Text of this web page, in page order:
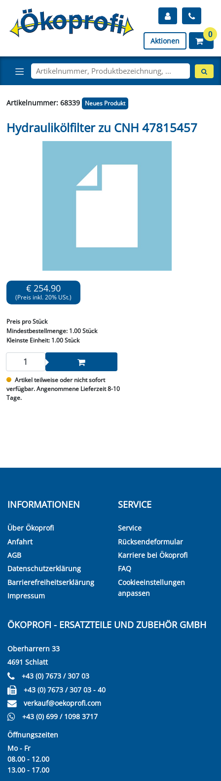
Aktionen
0
Artikelnummer: 68339 Neues Produkt
Hydraulikölfilter zu CNH 47815457
€ 254.90
(Preis inkl. 20% USt.)
Preis pro Stück
Mindestbestellmenge: 1.00 Stück
Kleinste Einheit:1.00 Stück
Artikel teilweise oder nicht sofort
verfügbar. Angenommene Lieferzeit 8-10
Tage.
INFORMATIONEN
Über Ökoprofi
Anfahrt
AGB
Datenschutzerklärung
Barrierefreiheitserklärung
Impressum
SERVICE
Service
Rücksendeformular
Karriere bei Ökoprofi
FAQ
Cookieeinstellungen
anpassen
ÖKOPROFI - ERSATZTEILE UND ZUBEHÖR GMBH
Oberharrern 33
4691 Schlatt
+43 (0) 7673 / 307 03
+43 (0) 7673 / 307 03 - 40
verkauf@oekoprofi.com
+43 (0) 699 / 1098 3717
Öffnungszeiten
Mo - Fr
08.00 - 12.00
13.00 - 17.00